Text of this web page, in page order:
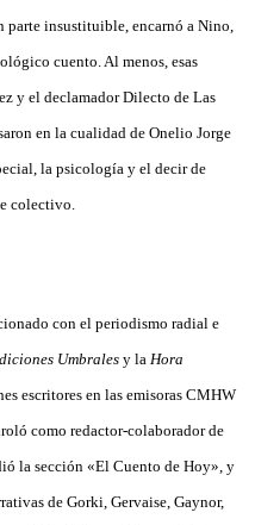
parte insustituible, encarnó a Nino,
cuento. Al menos, esas
y el declamador Dilecto de Las
en la cualidad de Onelio Jorge
la psicología y el decir de
colectivo.
con el periodismo radial e
Umbrales y la Hora
escritores en las emisoras CMHW
como redactor-colaborador de
la sección «El Cuento de Hoy», y
de Gorki, Gervaise, Gaynor,